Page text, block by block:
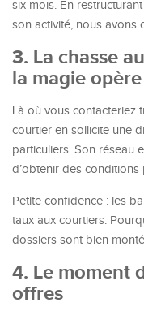
six mois. En
son activité, nous avons
3. La chasse
la magie opère
Là où vous contacteriez
courtier en sollicite une
particuliers. Son réseau
d’obtenir des conditions
Petite confidence : les
taux aux courtiers.
dossiers sont bien
4. Le moment
offres